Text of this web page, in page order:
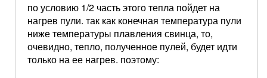
по условию 1/2 часть этого тепла пойдет на
нагрев пули. так как конечная температура пули
ниже температуры плавления свинца, то,
очевидно, тепло, полученное пулей, будет идти
только на ее нагрев. поэтому: